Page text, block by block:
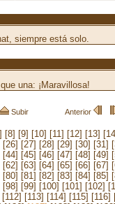
siempre está solo.
una: ¡Maravillosa!
Subir Anterior
[8] [9] [10] [11] [12] [13]
[26] [27] [28] [29] [30] [31]
[44] [45] [46] [47] [48] [49]
[62] [63] [64] [65] [66] [67]
[80] [81] [82] [83] [84] [85]
[98] [99] [100] [101] [102]
[112] [113] [114] [115] [116]